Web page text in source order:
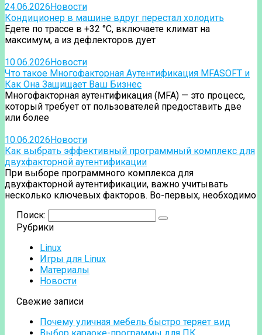
24.06.2026Новости
Кондиционер в машине вдруг перестал холодить
Едете по трассе в +32 °C, включаете климат на
максимум, а из дефлекторов дует
10.06.2026Новости
Что такое Многофакторная Аутентификация MFASOFT и
Как Она Защищает Ваш Бизнес
Многофакторная аутентификация (MFA) — это процесс,
который требует от пользователей предоставить две
или более
10.06.2026Новости
Как выбрать эффективный программный комплекс для
двухфакторной аутентификации
При выборе программного комплекса для
двухфакторной аутентификации, важно учитывать
несколько ключевых факторов. Во-первых, необходимо
Поиск:
Рубрики
Linux
Игры для Linux
Материалы
Новости
Свежие записи
Почему уличная мебель быстро теряет вид